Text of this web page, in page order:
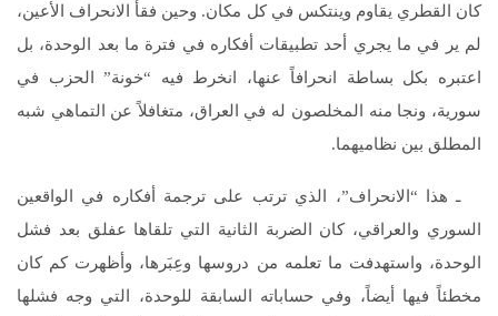
كان القطري يقاوم وينتكس في كل مكان. وحين فقأ الانحراف الأعين،
لم ير في ما يجري أحد تطبيقات أفكاره في فترة ما بعد الوحدة، بل
اعتبره بكل بساطة انحرافاً عنها، انخرط فيه “خونة” الحزب في
سورية، ونجا منه المخلصون له في العراق، متغافلاً عن التماهي شبه
المطلق بين نظاميهما.
ـ هذا “الانحراف”، الذي ترتب على ترجمة أفكاره في الواقعين
السوري والعراقي، كان الضربة الثانية التي تلقاها عفلق بعد فشل
الوحدة، واستهدفت ما تعلمه من دروسها وعِبَرها، وأظهرت كم كان
مخطئاً فيها أيضاً، وفي حساباته السابقة للوحدة، التي وجه فشلها